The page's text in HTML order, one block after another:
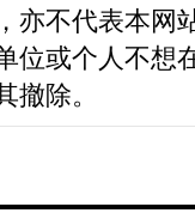
亦不代表本网
位或个人不想
撤除。